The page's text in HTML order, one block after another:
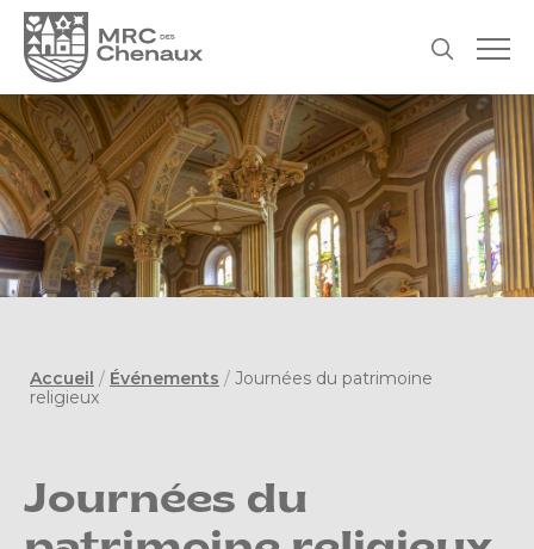
Accueil / Événements / Journées du patrimoine
religieux
Journées du